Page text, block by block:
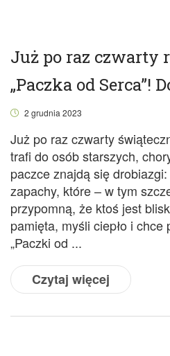
Już po raz czwarty
„Paczka od Serca”!
2 grudnia 2023
Już po raz czwarty
trafi do osób starszych,
paczce znajdą się
zapachy, które – w tym
przypomną, że ktoś jest
pamięta, myśli ciepło i
„Paczki od ...
Czytaj więcej